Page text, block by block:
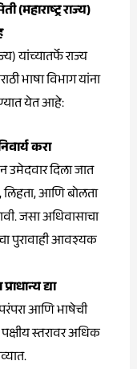
(महाराष्ट्र राज्य)
यांच्यातर्फे राज्य
भाषा विभाग यांना
येत आहे:
करा
उमेदवार दिला जात
लिहता, आणि बोलता
जसा अधिवासाचा
पुरावाही आवश्यक
द्या
परंपरा आणि भाषेची
स्तरावर अधिक